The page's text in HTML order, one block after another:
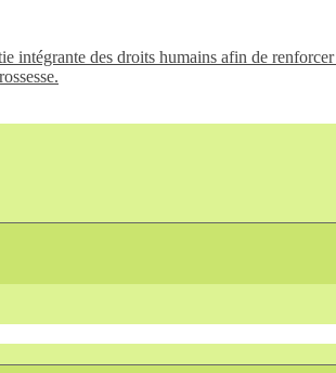
intégrante des droits humains afin de